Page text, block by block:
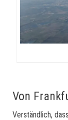
Von
Verständlich,